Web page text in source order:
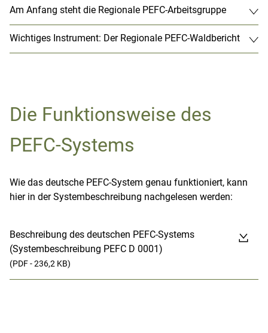
Am Anfang steht die Regionale PEFC-Arbeitsgruppe
Wichtiges Instrument: Der Regionale PEFC-Waldbericht
Die Funktionsweise des
PEFC-Systems
Wie das deutsche PEFC-System genau funktioniert, kann
hier in der Systembeschreibung nachgelesen werden:
Beschreibung des deutschen PEFC-Systems
(Systembeschreibung PEFC D 0001)
(PDF - 236,2 KB)